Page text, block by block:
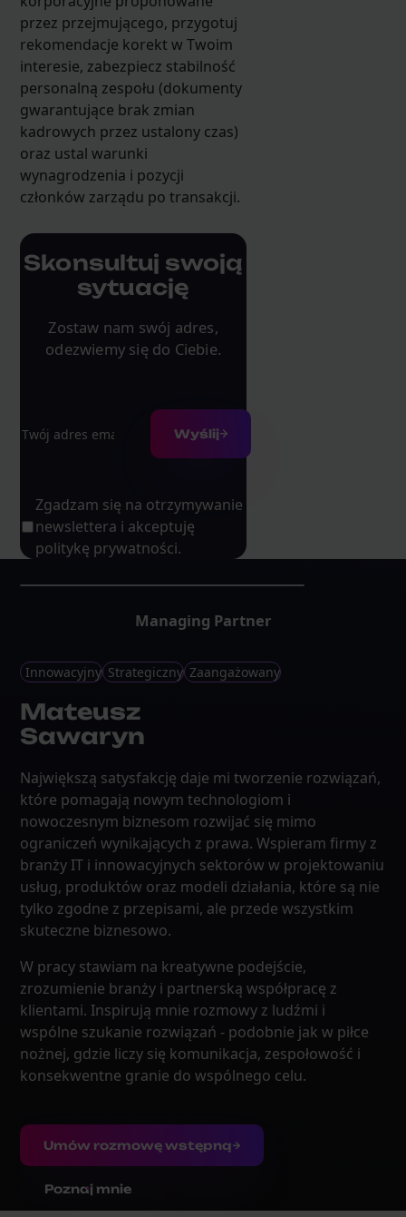
przez przejmującego, przygotuj
rekomendacje korekt w Twoim
interesie, zabezpiecz stabilność
personalną zespołu (dokumenty
gwarantujące brak zmian
kadrowych przez ustalony czas)
oraz ustal warunki
wynagrodzenia i pozycji
członków zarządu po transakcji.
Skonsultuj swoją
sytuację
Zostaw nam swój adres,
odezwiemy się do Ciebie.
Wyślij
Zgadzam się na otrzymywanie
newslettera i akceptuję
politykę prywatności.
Managing Partner
Innowacyjny Strategiczny Zaangażowany
Mateusz
Sawaryn
Największą satysfakcję daje mi tworzenie rozwiązań,
które pomagają nowym technologiom i
nowoczesnym biznesom rozwijać się mimo
ograniczeń wynikających z prawa. Wspieram firmy z
branży IT i innowacyjnych sektorów w projektowaniu
usług, produktów oraz modeli działania, które są nie
tylko zgodne z przepisami, ale przede wszystkim
skuteczne biznesowo.
W pracy stawiam na kreatywne podejście,
zrozumienie branży i partnerską współpracę z
klientami. Inspirują mnie rozmowy z ludźmi i
wspólne szukanie rozwiązań - podobnie jak w piłce
nożnej, gdzie liczy się komunikacja, zespołowość i
konsekwentne granie do wspólnego celu.
Umów rozmowę wstępną
Poznaj mnie